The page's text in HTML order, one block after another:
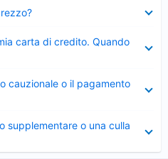
carta di credito. Quando
cauzionale o il pagamento
supplementare o una culla